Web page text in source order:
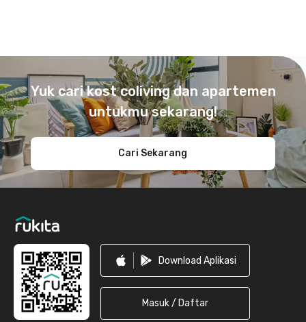
Yuk cari kost coliving dan apartemen
untukmu sekarang!
Cari Sekarang
Download Aplikasi
Masuk / Daftar